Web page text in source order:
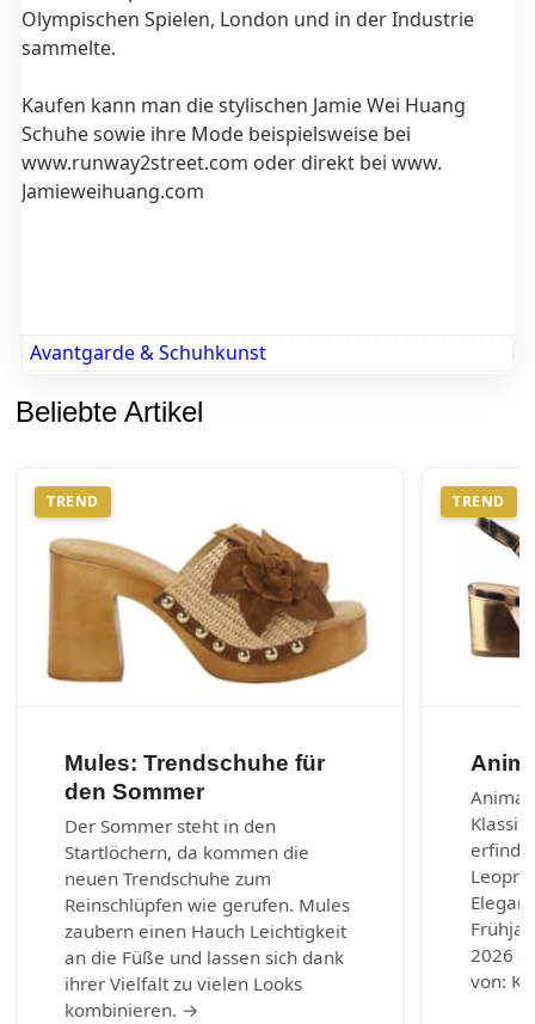
Olympischen Spielen, London und in der Industrie
sammelte.
Kaufen kann man die stylischen Jamie Wei Huang
Schuhe sowie ihre Mode beispielsweise bei
www.runway2street.com oder direkt bei www.
Jamieweihuang.com
Avantgarde & Schuhkunst
Beliebte Artikel
TREND
Mules: Trendschuhe für
den Sommer
Der Sommer steht in den
Startlöchern, da kommen die
neuen Trendschuhe zum
Reinschlüpfen wie gerufen. Mules
zaubern einen Hauch Leichtigkeit
an die Füße und lassen sich dank
ihrer Vielfalt zu vielen Looks
kombinieren. →
TREND
2026
von: